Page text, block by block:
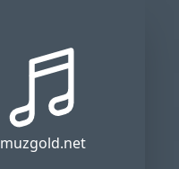
muzgold.net